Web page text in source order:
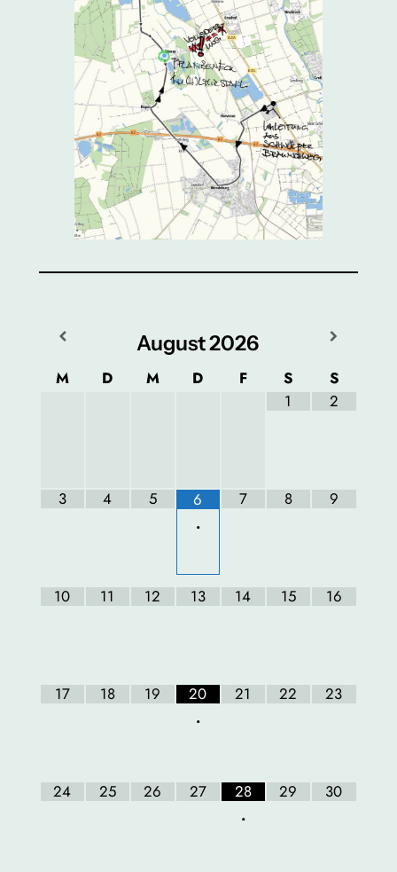
August2026
M D M D F S
S
1
2
3 4 5
6
•
7 8 9
10 11 12 13 14 15 16
17 18 19
20
•
21 22 23
24 25 26 27
28
•
29 30